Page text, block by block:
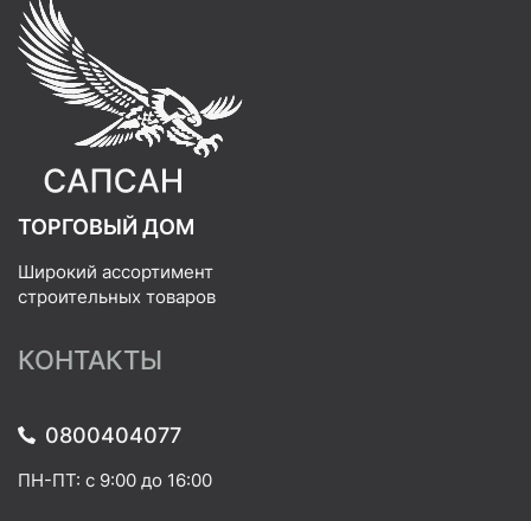
ТОРГОВЫЙ ДОМ
Широкий ассортимент
строительных товаров
КОНТАКТЫ
0800404077
ПН-ПТ: с 9:00 до 16:00